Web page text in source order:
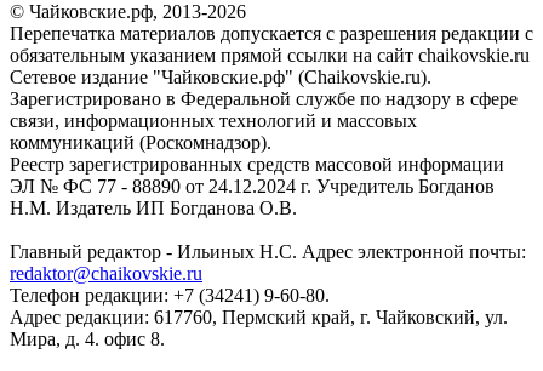
© Чайковские.рф, 2013-2026
Перепечатка материалов допускается с разрешения редакции с
обязательным указанием прямой ссылки на сайт chaikovskie.ru
Сетевое издание "Чайковские.рф" (Chaikovskie.ru).
Зарегистрировано в Федеральной службе по надзору в сфере
связи, информационных технологий и массовых
коммуникаций (Роскомнадзор).
Реестр зарегистрированных средств массовой информации
ЭЛ № ФС 77 - 88890 от 24.12.2024 г. Учредитель Богданов
Н.М. Издатель ИП Богданова О.В.
Главный редактор - Ильиных Н.С. Адрес электронной почты:
redaktor@chaikovskie.ru
Телефон редакции: +7 (34241) 9-60-80.
Адрес редакции: 617760, Пермский край, г. Чайковский, ул.
Мира, д. 4. офис 8.